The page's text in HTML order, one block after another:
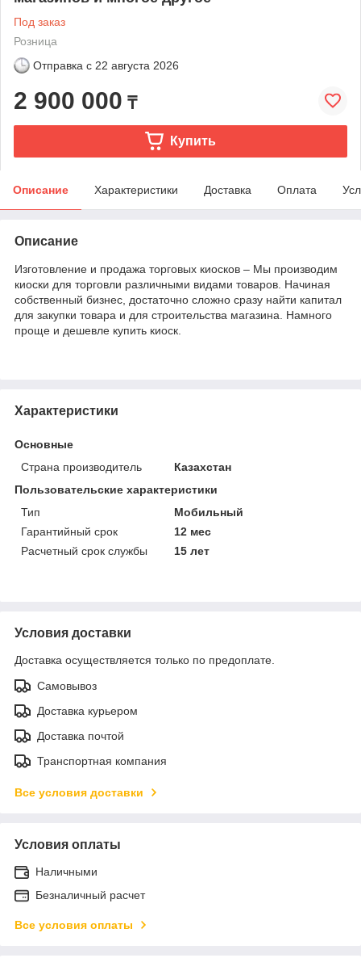
Под заказ
Розница
Отправка с 22 августа 2026
2 900 000 ₸
Купить
Описание Характеристики Доставка Оплата
Описание
Изготовление и продажа торговых киосков – Мы производим
киоски для торговли различными видами товаров. Начиная
собственный бизнес, достаточно сложно сразу найти капитал
для закупки товара и для строительства магазина. Намного
проще и дешевле купить киоск.
Характеристики
Основные
Страна производитель
Казахстан
Пользовательские характеристики
Тип
Мобильный
Гарантийный срок
12 мес
Расчетный срок службы
15 лет
Условия доставки
Доставка осуществляется только по предоплате.
Самовывоз
Доставка курьером
Доставка почтой
Транспортная компания
Все условия доставки
Условия оплаты
Наличными
Безналичный расчет
Все условия оплаты